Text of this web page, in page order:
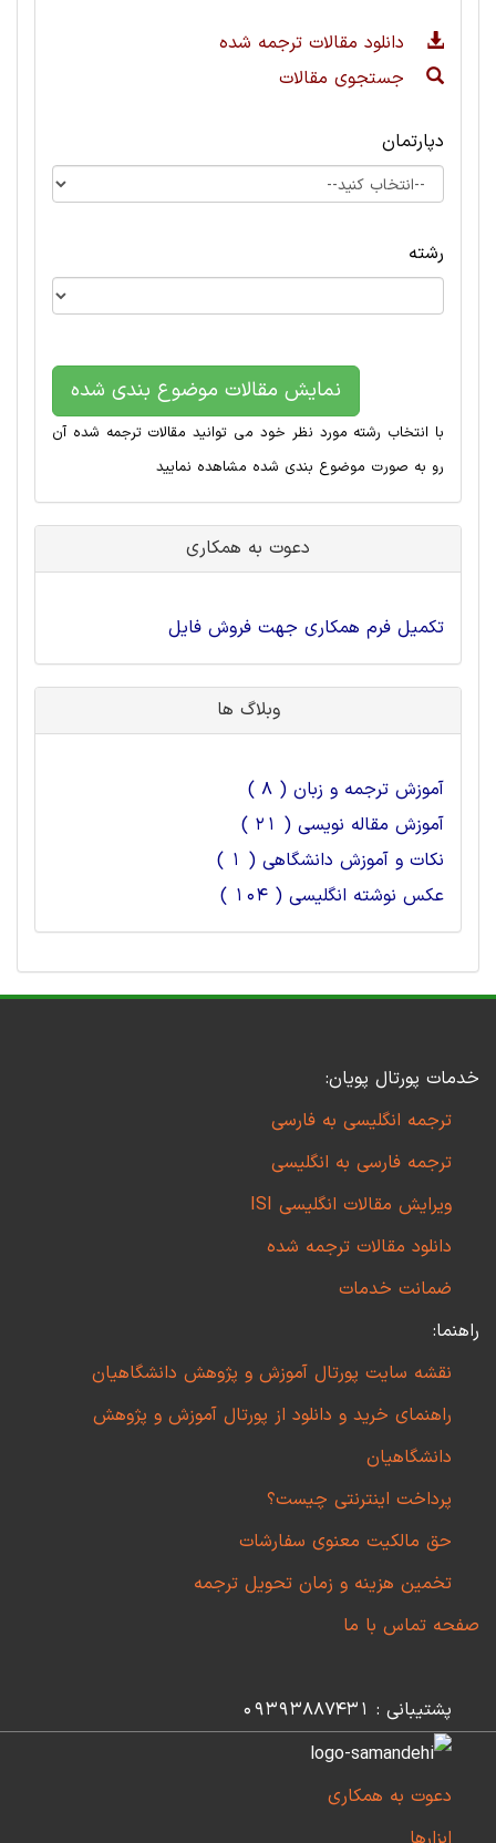
دانلود مقالات ترجمه شده
جستجوی مقالات
دپارتمان
رشته
نمایش مقالات موضوع بندی شده
با انتخاب رشته مورد نظر خود می توانید مقالات ترجمه شده آن
رو به صورت موضوع بندی شده مشاهده نمایید
دعوت به همکاری
تکمیل فرم همکاری جهت فروش فایل
وبلاگ ها
آموزش ترجمه و زبان ( 8 )
آموزش مقاله نویسی ( 21 )
نکات و آموزش دانشگاهی ( 1 )
عکس نوشته انگلیسی ( 104 )
خدمات پورتال پویان:
ترجمه انگلیسی به فارسی
ترجمه فارسی به انگلیسی
ویرایش مقالات انگلیسی ISI
دانلود مقالات ترجمه شده
ضمانت خدمات
راهنما:
نقشه سایت پورتال آموزش و پژوهش دانشگاهیان
راهنمای خرید و دانلود از پورتال آموزش و پژوهش
دانشگاهیان
پرداخت اینترنتی چیست؟
حق مالکیت معنوی سفارشات
تخمین هزینه و زمان تحویل ترجمه
صفحه تماس با ما
پشتیبانی : 09393887431
دعوت به همکاری